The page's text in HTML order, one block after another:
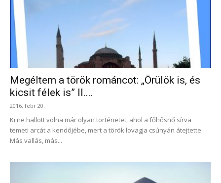
Megéltem a török románcot: „Örülök is, és
kicsit félek is” II....
2016. febr 20.
Ki ne hallott volna már olyan történetet, ahol a főhősnő sírva
temeti arcát a kendőjébe, mert a török lovagja csúnyán átejtette.
Más vallás, más...